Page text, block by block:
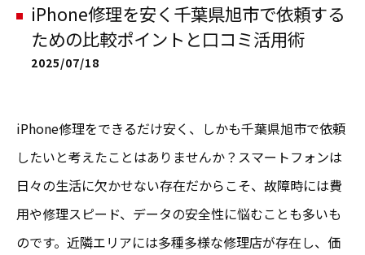
iPhone修理を安く千葉県旭市で依頼する
ための比較ポイントと口コミ活用術
2025/07/18
iPhone修理をできるだけ安く、しかも千葉県旭市で依頼
したいと考えたことはありませんか？スマートフォンは
日々の生活に欠かせない存在だからこそ、故障時には費
用や修理スピード、データの安全性に悩むことも多いも
のです。近隣エリアには多種多様な修理店が存在し、価